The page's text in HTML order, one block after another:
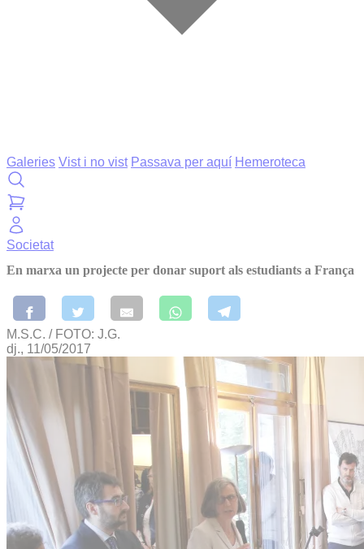
Galeries Vist i no vist Passava per aquí Hemeroteca
Societat
En marxa un projecte per donar suport als estudiants a França
M.S.C. / FOTO: J.G.
dj., 11/05/2017